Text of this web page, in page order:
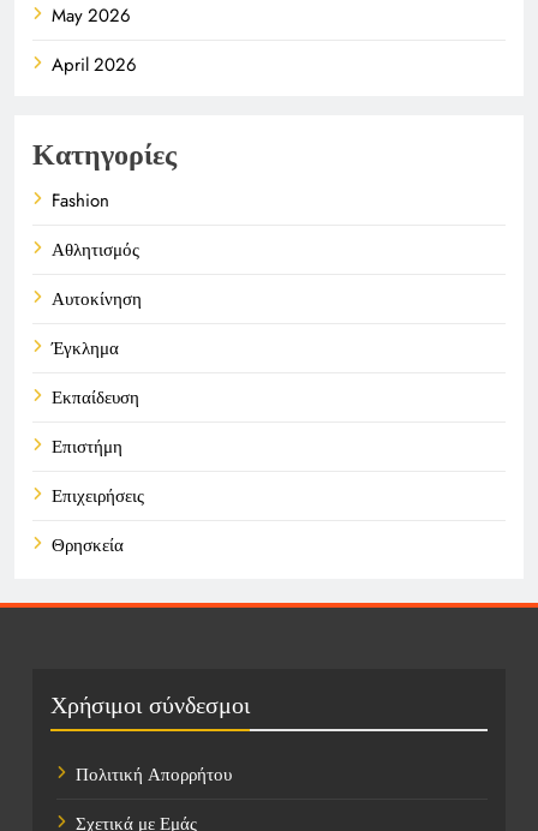
May 2026
April 2026
Κατηγορίες
Fashion
Αθλητισμός
Αυτοκίνηση
Έγκλημα
Εκπαίδευση
Επιστήμη
Επιχειρήσεις
Θρησκεία
Πολιτική
Χρήσιμοι σύνδεσμοι
Πολιτική Απορρήτου
Σχετικά με Εμάς